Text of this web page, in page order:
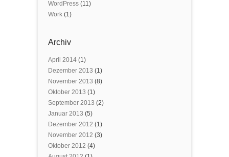
WordPress (11)
Work (1)
Archiv
April 2014 (1)
Dezember 2013 (1)
November 2013 (8)
Oktober 2013 (1)
September 2013 (2)
Januar 2013 (5)
Dezember 2012 (1)
November 2012 (3)
Oktober 2012 (4)